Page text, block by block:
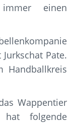
einen
Pate.
Handballkreis
Wappentier
folgende